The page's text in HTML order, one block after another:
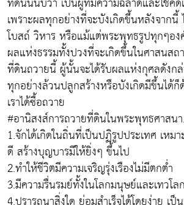
เพราะผลทุกอย่างที่จะบังเกิดขึ้นหลังจากนี้
โบสถ์ วิหาร หรือแม้แต่พระพุทธรูปทุกๆอ
ผลแห่งธรรมทั้งปวงที่จะเกิดขึ้นในศาสนส
ที่ดินถวายนี้ ผู้นั้นจะได้รับผลแห่งกุศลดังก
ทุกอย่างล้วนปลูกสร้างหรือบังเกิดมีขึ้นได้
เราได้ซื้อถวาย
#อานิสงส์การถวายที่ดินในพระพุทธศาสน
1.จักได้เกิดในถิ่นที่เป็นปฏิรูปประเทศ เหม
ดี สร้างบุญบารมีให้ยิ่งๆ ขึ้นไป
2.ทำให้ชีวิตมีความเจริญรุ่งเรืองไม่มีตกต่ำ
3.มีความรื่นรมย์ทั้งในโลกมนุษย์และเทวโลก